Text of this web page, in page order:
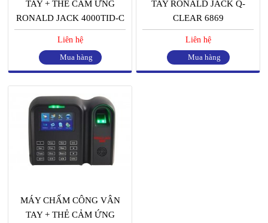
TAY + THẺ CẢM ỨNG
RONALD JACK 4000TID-C
Liên hệ
Mua hàng
TAY RONALD JACK Q-
CLEAR 6869
Liên hệ
Mua hàng
MÁY CHẤM CÔNG VÂN
TAY + THẺ CẢM ỨNG